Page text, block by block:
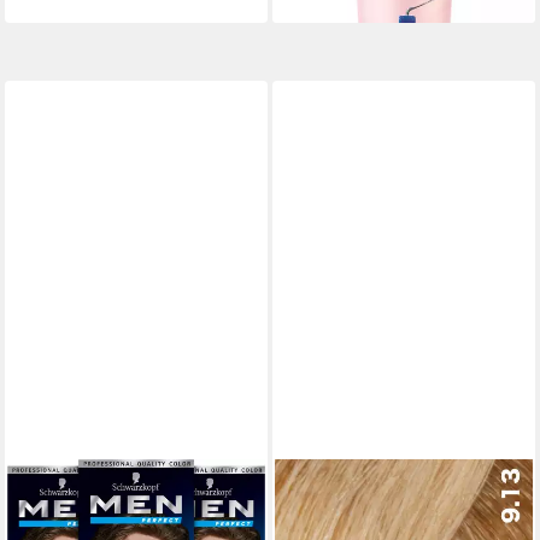
SCHWARZKOPF
Bartfarbe Men Perfect 60
FEMMAS PREMIUM
Haarfarbe FemMas Hair Color